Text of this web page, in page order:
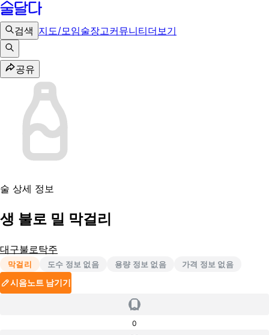
검색 지도/모임술장고커뮤니티더보기
공유
술 상세 정보
생 불로 밀 막걸리
대구불로탁주
막걸리 도수 정보 없음 용량 정보 없음 가격 정보 없음
시음노트 남기기
0